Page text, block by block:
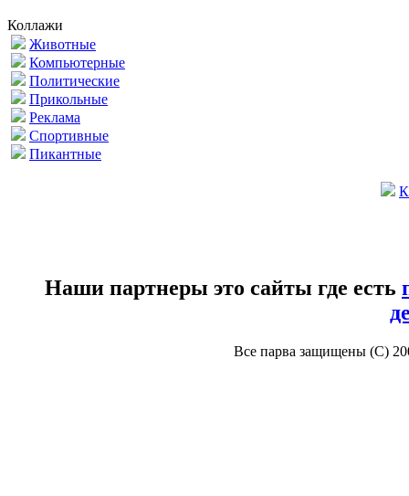
Коллажи
Животные
Компьютерные
Политические
Прикольные
Реклама
Спортивные
Пикантные
Наши партнеры это сайты где есть
Все парва защищены (С)